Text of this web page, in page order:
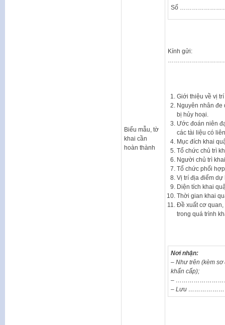
Biểu mẫu, tờ
khai cần
hoàn thành
Số
Kính gửi:
Giới thiệu về vị
Nguyên nhân đe
bị hủy hoại.
Ước đoán niên
các tài liệu có
Mục đích khai
Tổ chức chủ trì
Người chủ trì
Tổ chức phối
Vị trí địa điểm dự
Diện tích khai
Thời gian khai
Đề xuất cơ
trong quá trình
Nơi nhận:
– Như trên (kèm sơ
khẩn cấp);
–
– Lưu